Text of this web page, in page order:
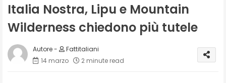
Italia Nostra, Lipu e Mountain
Wilderness chiedono più tutele
Fattitaliani
14 marzo
2 minute read